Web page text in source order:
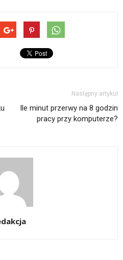
Następny artykuł
Ile minut przerwy na 8 godzin
pracy przy komputerze?